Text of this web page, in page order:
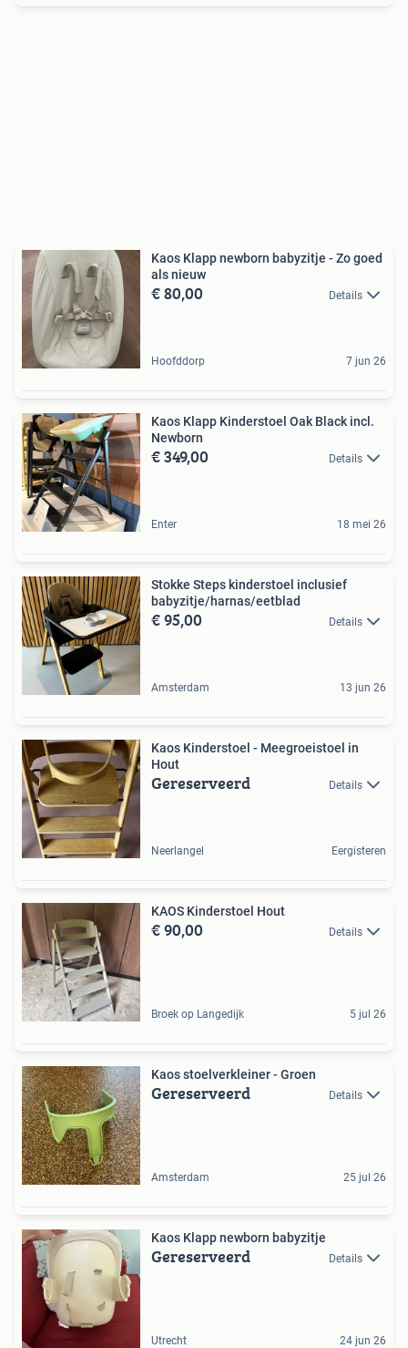
Kaos Klapp newborn babyzitje - Zo goed
als nieuw
€ 80,00 Details
Hoofddorp 7 jun 26
Kaos Klapp Kinderstoel Oak Black incl.
Newborn
€ 349,00 Details
Enter 18 mei 26
Stokke Steps kinderstoel inclusief
babyzitje/harnas/eetblad
€ 95,00 Details
Amsterdam 13 jun 26
Kaos Kinderstoel - Meegroeistoel in
Hout
Gereserveerd Details
Neerlangel Eergisteren
KAOS Kinderstoel Hout
€ 90,00 Details
Broek op Langedijk 5 jul 26
Kaos stoelverkleiner - Groen
Gereserveerd Details
Amsterdam 25 jul 26
Kaos Klapp newborn babyzitje
Gereserveerd Details
Utrecht 24 jun 26